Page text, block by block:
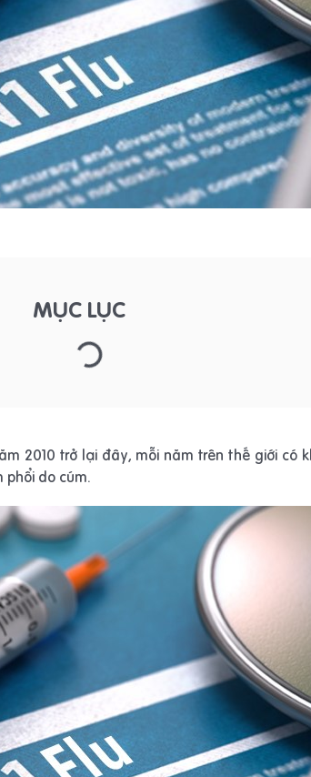
MỤC LỤC
2010 trở lại đây, mỗi năm trên thế giới
phổi do cúm.